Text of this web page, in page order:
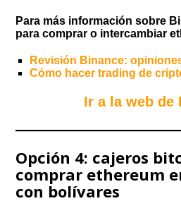
Para más información sobre
para comprar o intercambiar
Revisión Binance:
Cómo hacer trading de
Ir a la web de
Opción 4: cajeros
comprar ethereum
con bolívares